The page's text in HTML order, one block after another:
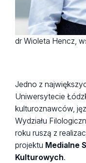
dr Wioleta Hencz,
Jedno z
Uniwersytecie
kulturoznawców,
Wydziału
roku ruszą z
projektu Medialne
Kulturowych.